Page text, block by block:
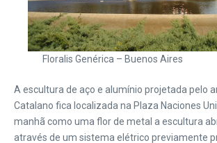
Floralis Genérica – Buenos Aires
A escultura de aço e alumínio projetada pelo
Catalano fica localizada na Plaza Naciones
manhã como uma flor de metal a escultura
através de um sistema elétrico previamente